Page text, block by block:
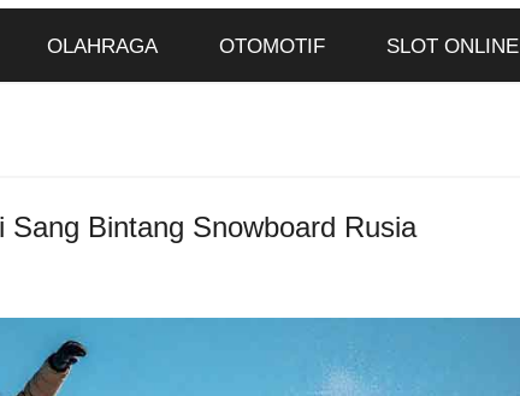
OLAHRAGA OTOMOTIF SLOT ONLINE
Bintang Snowboard Rusia